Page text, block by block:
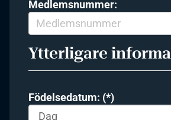
Medlemsnummer:
Ytterligare
Födelsedatum: (*)